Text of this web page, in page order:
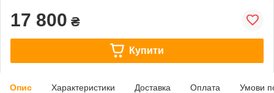
17 800 ₴
Купити
Опис Характеристики Доставка Оплата Умови